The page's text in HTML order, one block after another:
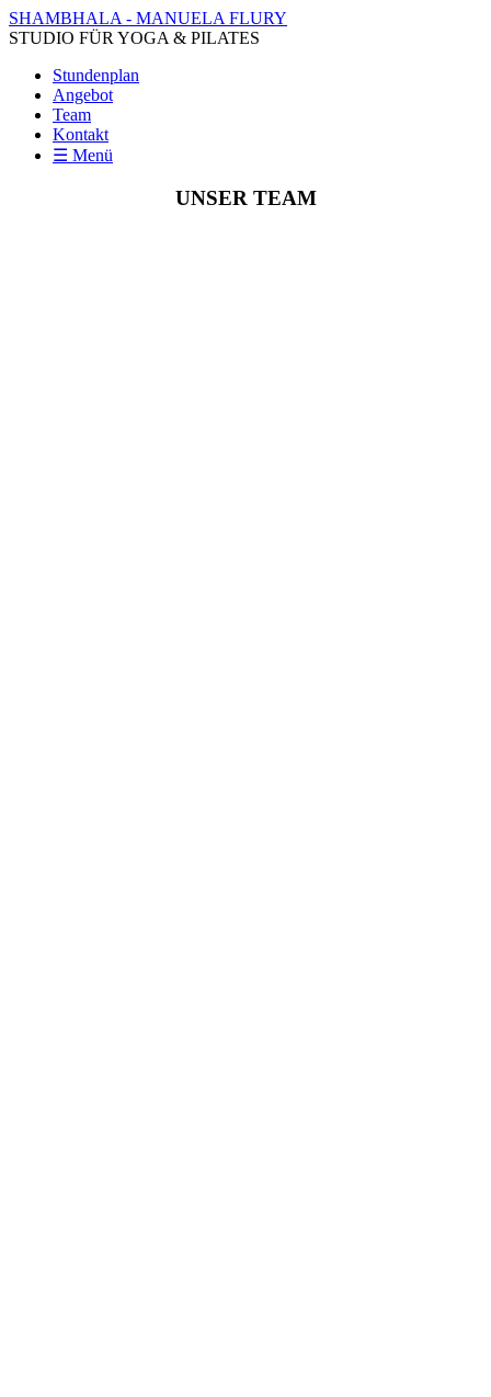
SHAMBHALA - MANUELA FLURY
STUDIO FÜR YOGA & PILATES
Stundenplan
Angebot
Team
Kontakt
☰ Menü
UNSER TEAM